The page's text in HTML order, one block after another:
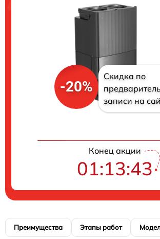
-20%
Скидка по
записи на
Конец акции
01:13:42
Преимущества Этапы работ